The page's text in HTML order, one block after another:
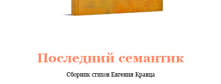
Последний семантик
Сборник стихов Евгения Кравца